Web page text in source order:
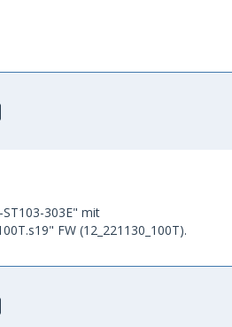
303E" mit
FW (12_221130_100T).